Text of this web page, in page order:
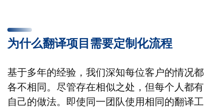
为什么翻译项目需要定制化流程
基于多年的经验，我们深知每位客户的情况都
各不相同。尽管存在相似之处，但每个人都有
自己的做法。即使同一团队使用相同的翻译工